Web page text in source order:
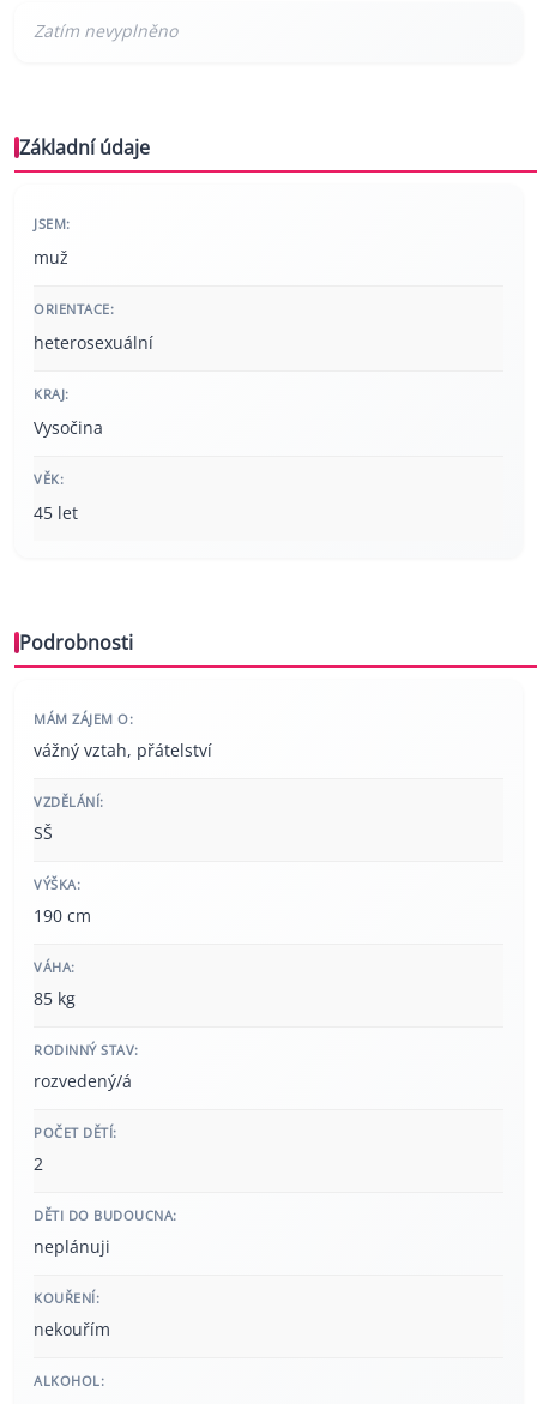
Základní údaje
JSEM:
muž
ORIENTACE:
heterosexuální
KRAJ:
Vysočina
VĚK:
45 let
Podrobnosti
MÁM ZÁJEM O:
vážný vztah, přátelství
VZDĚLÁNÍ:
SŠ
VÝŠKA:
190 cm
VÁHA:
85 kg
RODINNÝ STAV:
rozvedený/á
POČET DĚTÍ:
2
DĚTI DO BUDOUCNA:
neplánuji
KOUŘENÍ:
nekouřím
ALKOHOL: